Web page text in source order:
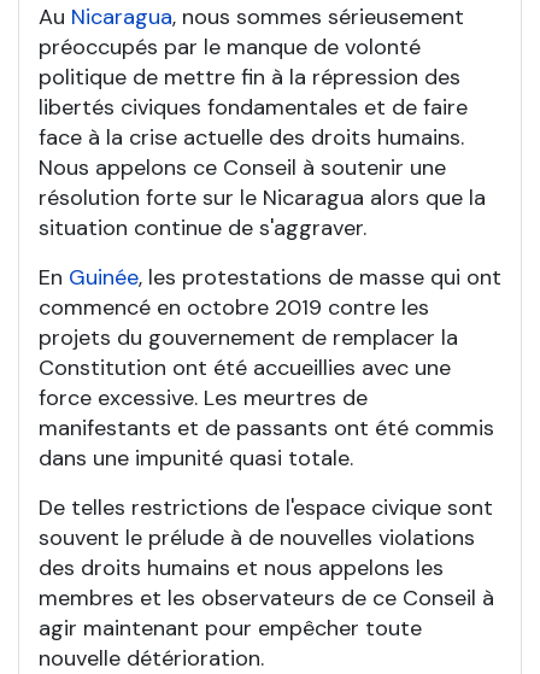
Au Nicaragua, nous sommes sérieusement
préoccupés par le manque de volonté
politique de mettre fin à la répression des
libertés civiques fondamentales et de faire
face à la crise actuelle des droits humains.
Nous appelons ce Conseil à soutenir une
résolution forte sur le Nicaragua alors que la
situation continue de s'aggraver.
En Guinée, les protestations de masse qui ont
commencé en octobre 2019 contre les
projets du gouvernement de remplacer la
Constitution ont été accueillies avec une
force excessive. Les meurtres de
manifestants et de passants ont été commis
dans une impunité quasi totale.
De telles restrictions de l'espace civique sont
souvent le prélude à de nouvelles violations
des droits humains et nous appelons les
membres et les observateurs de ce Conseil à
agir maintenant pour empêcher toute
nouvelle détérioration.